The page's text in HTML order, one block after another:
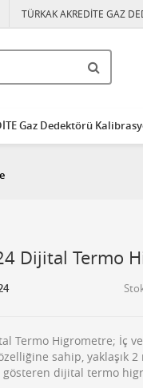
TÜRKAK AKREDİTE GAZ
Gaz Dedektörü
Dijital Termo
Termo Higrometre; İç
sahip, yaklaşık
dijital termo